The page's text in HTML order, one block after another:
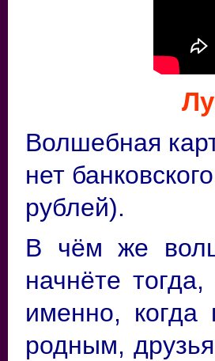
Волшебная
нет
рублей).
В чём же
начнёте
именно, когда
родным,